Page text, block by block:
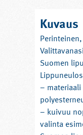
m
tankoihin)
määrä
Kuvaus
Suomen
–
– kuivuu
valinta